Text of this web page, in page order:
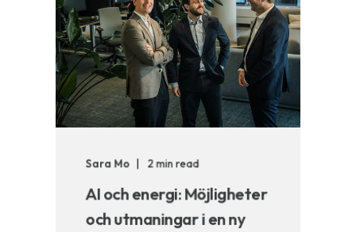
Sara Mo 2 min read
AI och energi: Möjligheter
och utmaningar i en ny